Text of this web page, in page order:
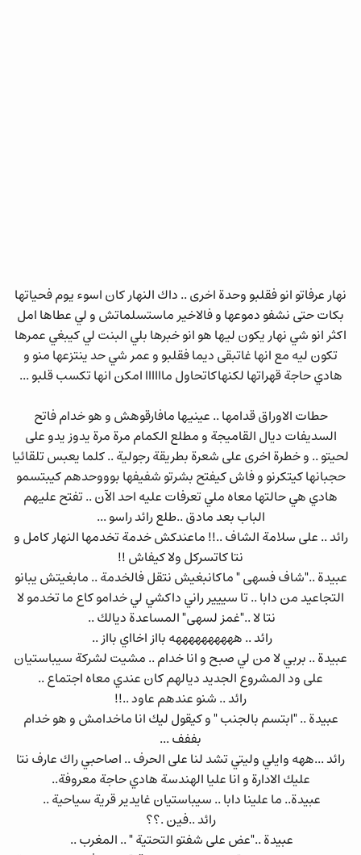
نهار عرفاتو انو فقلبو وحدة اخرى .. داك النهار كان اسوء يوم فحياتها
بكات حتى نشفو دموعها و فالاخير ماستسلماتش و لي عطاها امل
اكثر انو شي نهار يكون ليها هو انو خبرها بلي البنت لي كيبغي عمرها
تكون ليه مع انها غاتبقى ديما فقلبو و عمر شي حد ينتزعها منو و
هادي حاجة قهراتها لكنهاكاتحاول ماااااا امكن انها تكسب قلبو ...
حطات الاوراق قدامها .. عينيها مافارقوهش و هو خدام فاتح
السديفات ديال القاميجة و مطلع الكمام مرة مرة يدوز يدو على
لحيتو .. و خطرة اخرى على شعرة بطريقة رجولية .. كلما يعبس تلقائيا
حجبانها كيتكرنو و فاش كيفتح بشرتو شفيفها بوووحدهم كيبتسمو
هادي هي حالتها معاه ملي تعرفات عليه احد الآن .. تفتح عليهم
الباب بعد مادق ..طلع رائد راسو ...
رائد .. على سلامة الشاف ..!! ماعندكش خدمة تخدمها النهار كامل و
نتا كاتسركل ولا كيفاش !!
عبيدة .."شاف فسهى " ماكانبغيش نتقل فالخدمة .. مابغيتش يبانو
التجاعيد من دابا .. تا سييير راني داكشي لي خدامو كاع ما تخدمو لا
نتا لا .."غمز لسهى" المساعدة ديالك ..
رائد .. ههههههههههه بااز اخااي بااز ..
عبيدة .. بربي لا من لي صبح و انا خدام .. مشيت لشركة سيباستيان
على ود المشروع الجديد ديالهم كان عندي معاه اجتماع ..
رائد .. شنو عندهم عاود ..!!
عبيدة .. "ابتسم بالجنب " و كيقول ليك انا ماخدامش و هو خدام
بففف ...
رائد ...ههه وايلي وليتي تشد لنا على الحرف .. اصاحبي راك عارف نتا
عليك الادارة و انا عليا الهندسة هادي حاجة معروفة..
عبيدة.. ما علينا دابا .. سيباستيان غايدير قرية سياحية ..
رائد ..فين .؟؟
عبيدة .."عض على شفتو التحتية " .. المغرب ..